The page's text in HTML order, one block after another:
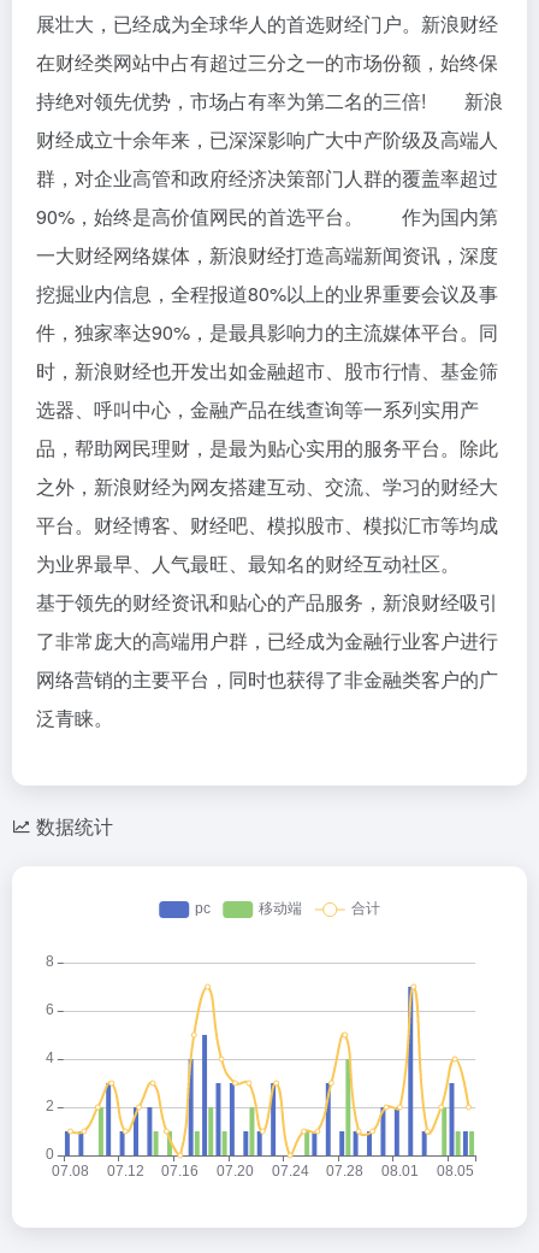
展壮大，已经成为全球华人的首选财经门户。新浪财经
在财经类网站中占有超过三分之一的市场份额，始终保
持绝对领先优势，市场占有率为第二名的三倍! 新浪
财经成立十余年来，已深深影响广大中产阶级及高端人
群，对企业高管和政府经济决策部门人群的覆盖率超过
90%，始终是高价值网民的首选平台。 作为国内第
一大财经网络媒体，新浪财经打造高端新闻资讯，深度
挖掘业内信息，全程报道80%以上的业界重要会议及事
件，独家率达90%，是最具影响力的主流媒体平台。同
时，新浪财经也开发出如金融超市、股市行情、基金筛
选器、呼叫中心，金融产品在线查询等一系列实用产
品，帮助网民理财，是最为贴心实用的服务平台。除此
之外，新浪财经为网友搭建互动、交流、学习的财经大
平台。财经博客、财经吧、模拟股市、模拟汇市等均成
为业界最早、人气最旺、最知名的财经互动社区。
基于领先的财经资讯和贴心的产品服务，新浪财经吸引
了非常庞大的高端用户群，已经成为金融行业客户进行
网络营销的主要平台，同时也获得了非金融类客户的广
泛青睐。
数据统计